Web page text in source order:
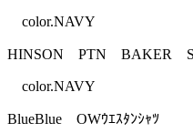
color.NAVY ￥
HINSON PTN BAKER
color.NAVY ￥
BlueBlue OWｳｴｽﾀﾝｼｬﾂ